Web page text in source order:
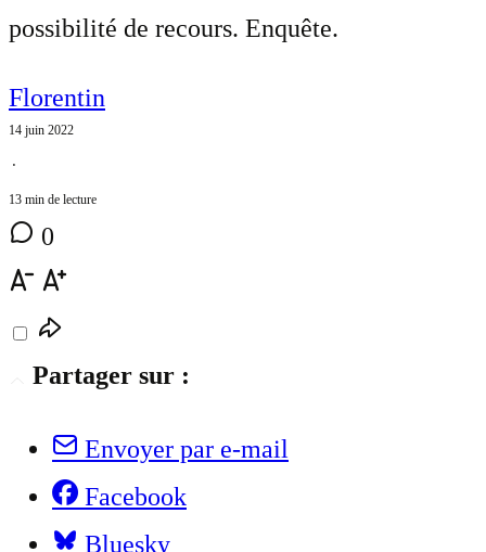
possibilité de recours. Enquête.
Florentin
14 juin 2022
⋅
13 min de lecture
0
Partager sur :
Envoyer par e-mail
Facebook
Bluesky